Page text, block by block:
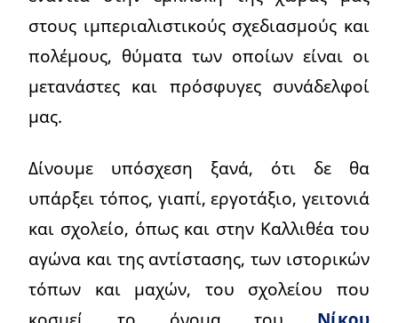
στους ιμπεριαλιστικούς σχεδιασμούς και
πολέμους, θύματα των οποίων είναι οι
μετανάστες και πρόσφυγες συνάδελφοί
μας.
Δίνουμε υπόσχεση ξανά, ότι δε θα
υπάρξει τόπος, γιαπί, εργοτάξιο, γειτονιά
και σχολείο, όπως και στην Καλλιθέα του
αγώνα και της αντίστασης, των ιστορικών
τόπων και μαχών, του σχολείου που